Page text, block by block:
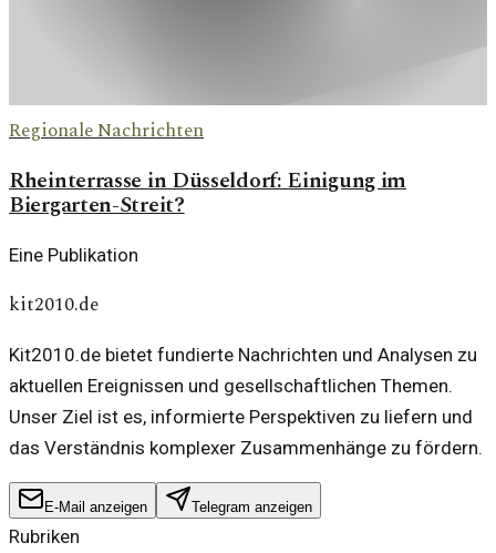
Regionale Nachrichten
Rheinterrasse in Düsseldorf: Einigung im
Biergarten-Streit?
Eine Publikation
kit2010.de
Kit2010.de bietet fundierte Nachrichten und Analysen zu
aktuellen Ereignissen und gesellschaftlichen Themen.
Unser Ziel ist es, informierte Perspektiven zu liefern und
das Verständnis komplexer Zusammenhänge zu fördern.
E-Mail anzeigen Telegram anzeigen
Rubriken